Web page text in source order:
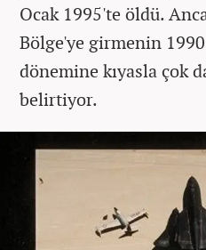
Ocak 1995'te öldü.
Bölge'ye girmenin
dönemine kıyasla çok
belirtiyor.